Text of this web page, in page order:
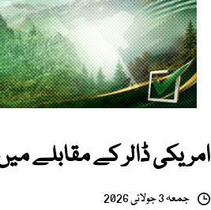
امریکی ڈالر کے مقابلے
جمعہ 3 جولائی 2026